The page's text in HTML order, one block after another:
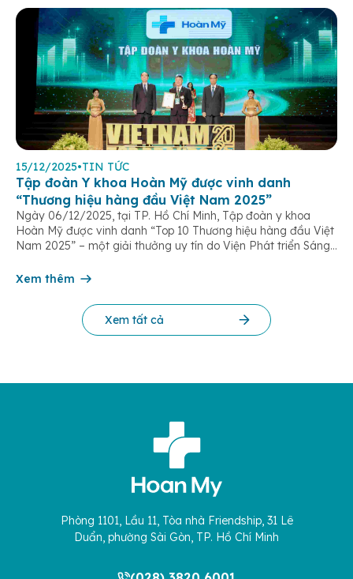
15/12/2025•TIN TỨC
Tập đoàn Y khoa Hoàn Mỹ được vinh danh
“Thương hiệu hàng đầu Việt Nam 2025”
Ngày 06/12/2025, tại TP. Hồ Chí Minh, Tập đoàn y khoa
Hoàn Mỹ được vinh danh “Top 10 Thương hiệu hàng đầu Việt
Nam 2025” – một giải thưởng uy tín do Viện Phát triển Sáng
cứu Phát triển Doanh nghiệp Châu Á […]
Xem thêm
Xem tất cả
Phòng 1101, Lầu 11, Tòa nhà Friendship, 31 Lê
Duẩn, phường Sài Gòn, TP. Hồ Chí Minh